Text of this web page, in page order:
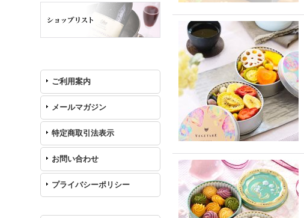
ご利用案内
メールマガジン
特定商取引法表示
お問い合わせ
プライバシーポリシー